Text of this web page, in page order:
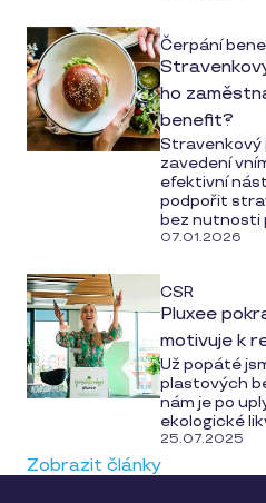
Čerpání
ho
benefit?
Stravenkový
zavedení
efektivní
podpořit
bez nutnosti
07.01.2026
CSR
Pluxee
motivuje k
Už popáté
plastových
nám je po
ekologické
25.07.2025
Zobrazit články